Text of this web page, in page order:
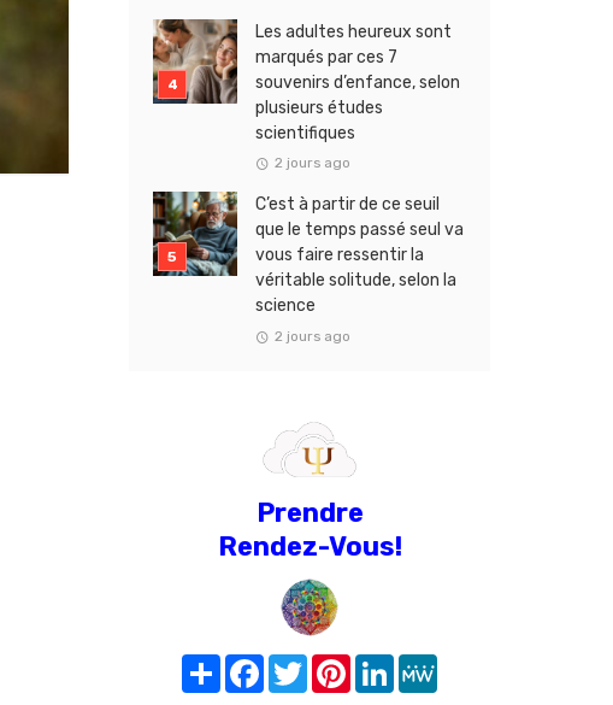
Les adultes heureux sont
marqués par ces 7
souvenirs d’enfance, selon
plusieurs études
scientifiques
2 jours ago
C’est à partir de ce seuil
que le temps passé seul va
vous faire ressentir la
véritable solitude, selon la
science
2 jours ago
Prendre
Rendez-Vous!
Share FacebookTwitterPinterest
LinkedIn